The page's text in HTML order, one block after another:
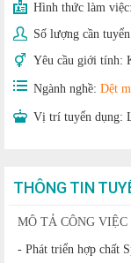
Hình thức làm việc:
Số lượng cần
Yêu cầu giới tính:
Ngành nghề: Dệt
Vị trí tuyển dụng:
THÔNG TIN
MÔ TẢ CÔNG VIỆC
- Phát triển hợp chất